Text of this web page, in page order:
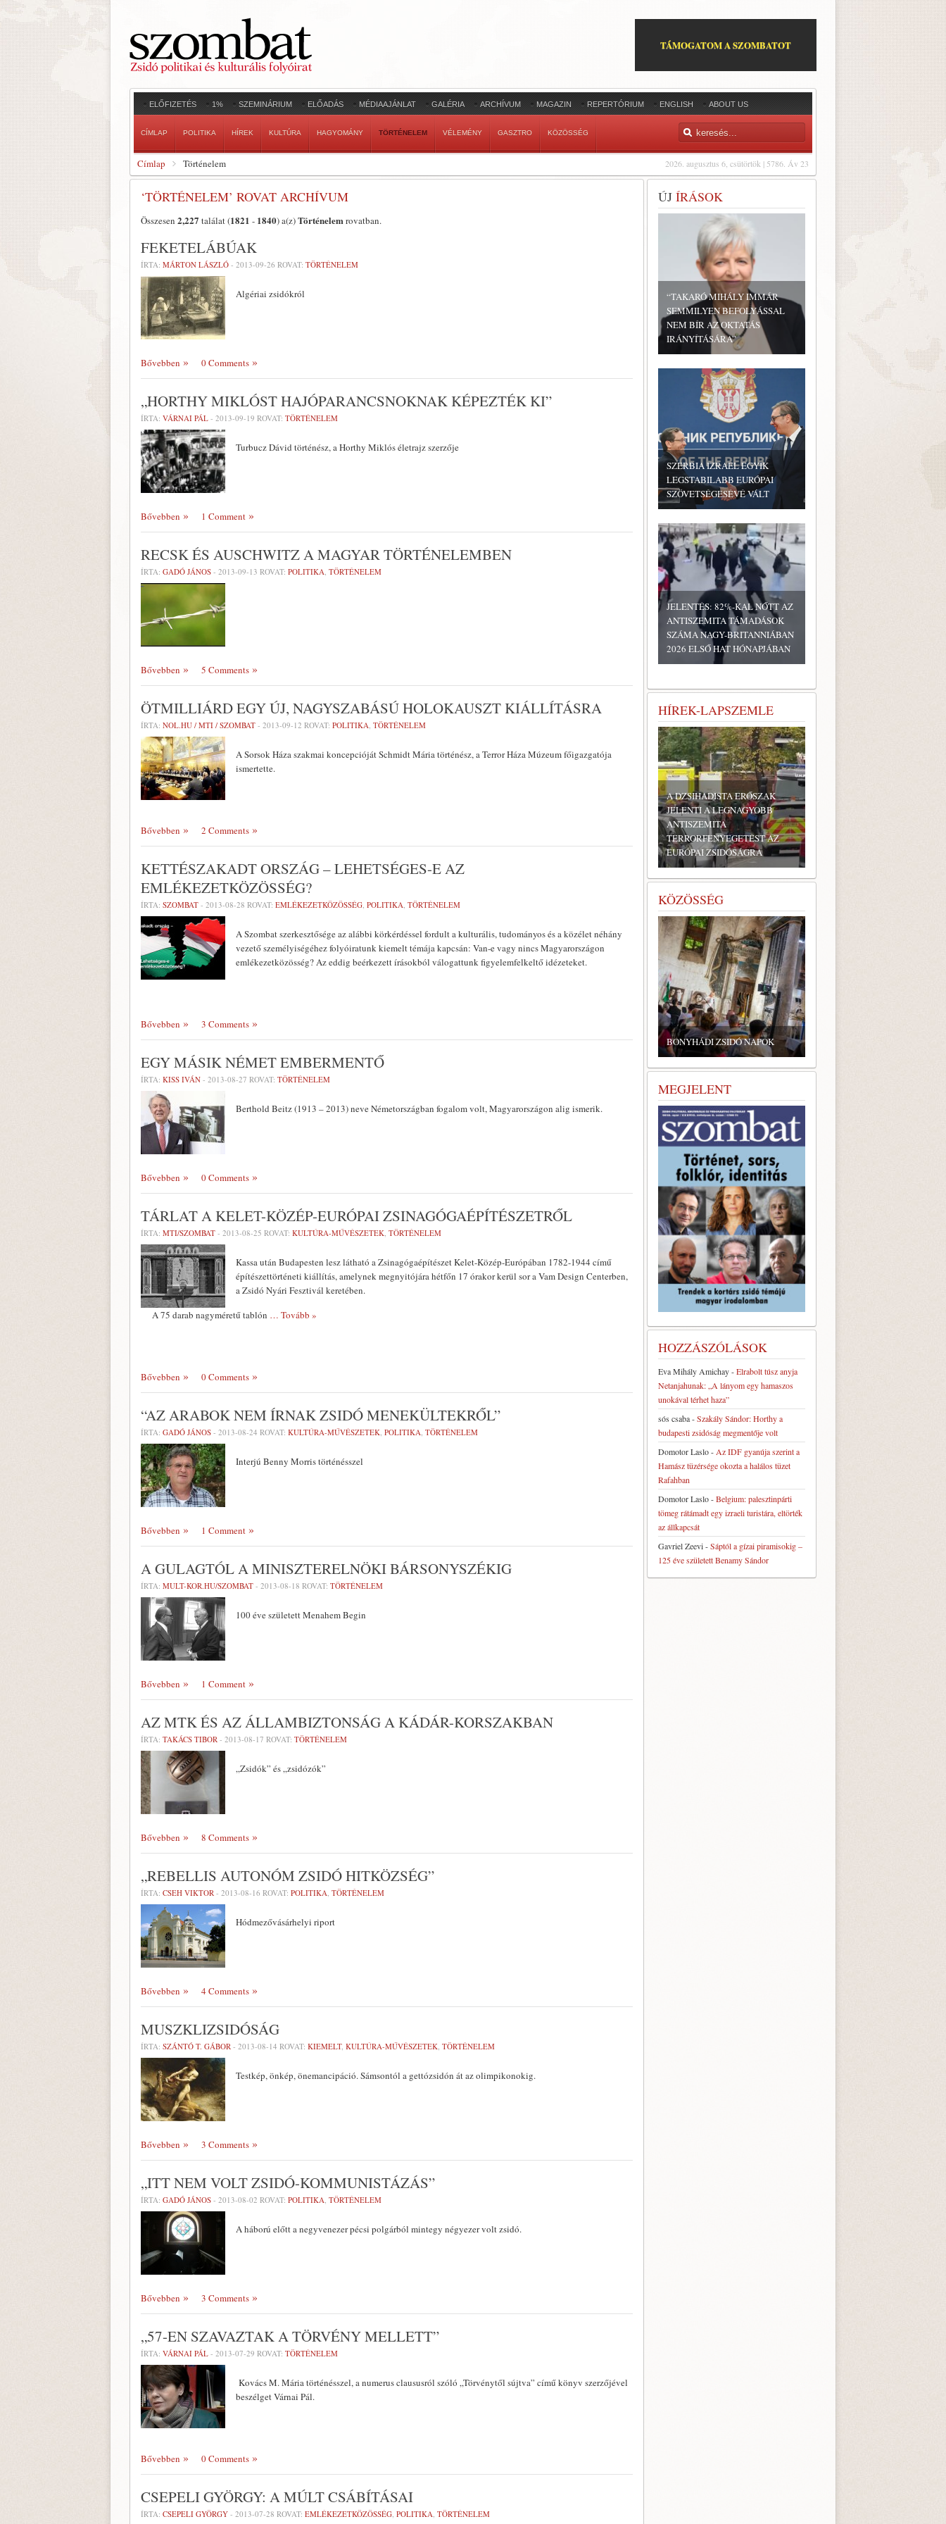
TÁMOGATOM A SZOMBATOT
ELŐFIZETÉS 1% SZEMINÁRIUM ELŐADÁS MÉDIAAJÁNLAT GALÉRIA ARCHÍVUM MAGAZIN REPERTÓRIUM ENGLISH ABOUT US
CÍMLAP POLITIKA HÍREK KULTÚRA HAGYOMÁNY TÖRTÉNELEM VÉLEMÉNY GASZTRO KÖZÖSSÉG
2026. augusztus 6, csütörtök | 5786. Áv 23
Címlap Történelem
‘TÖRTÉNELEM’ ROVAT ARCHÍVUM
Összesen 2,227 találat (1821 - 1840) a(z)Történelemrovatban.
FEKETELÁBÚAK
ÍRTA: MÁRTON LÁSZLÓ - 2013-09-26 ROVAT: TÖRTÉNELEM
Algériai zsidókról
Bővebben 0 Comments
„HORTHY MIKLÓST HAJÓPARANCSNOKNAK KÉPEZTÉK KI”
ÍRTA: VÁRNAI PÁL - 2013-09-19 ROVAT: TÖRTÉNELEM
Turbucz Dávid történész, a Horthy Miklós életrajz szerzője
Bővebben 1 Comment
RECSK ÉS AUSCHWITZ A MAGYAR TÖRTÉNELEMBEN
ÍRTA: GADÓ JÁNOS - 2013-09-13 ROVAT: POLITIKA, TÖRTÉNELEM
Bővebben 5 Comments
ÖTMILLIÁRD EGY ÚJ, NAGYSZABÁSÚ HOLOKAUSZT KIÁLLÍTÁSRA
ÍRTA: NOL.HU / MTI / SZOMBAT - 2013-09-12 ROVAT: POLITIKA, TÖRTÉNELEM
A Sorsok Háza szakmai koncepcióját Schmidt Mária történész, a Terror Háza Múzeum főigazgatója
ismertette.
Bővebben 2 Comments
KETTÉSZAKADT ORSZÁG – LEHETSÉGES-E AZ
EMLÉKEZETKÖZÖSSÉG?
ÍRTA: SZOMBAT - 2013-08-28 ROVAT: EMLÉKEZETKÖZÖSSÉG, POLITIKA, TÖRTÉNELEM
A Szombat szerkesztősége az alábbi körkérdéssel fordult a kulturális, tudományos és a közélet néhány
vezető személyiségéhez folyóiratunk kiemelt témája kapcsán: Van-e vagy nincs Magyarországon
emlékezetközösség? Az eddig beérkezett írásokból válogattunk figyelemfelkeltő idézeteket.
Bővebben 3 Comments
EGY MÁSIK NÉMET EMBERMENTŐ
ÍRTA: KISS IVÁN - 2013-08-27 ROVAT: TÖRTÉNELEM
Berthold Beitz (1913 – 2013) neve Németországban fogalom volt, Magyarországon alig ismerik.
Bővebben 0 Comments
TÁRLAT A KELET-KÖZÉP-EURÓPAI ZSINAGÓGAÉPÍTÉSZETRŐL
ÍRTA: MTI/SZOMBAT - 2013-08-25 ROVAT: KULTÚRA-MŰVÉSZETEK, TÖRTÉNELEM
Kassa után Budapesten lesz látható a Zsinagógaépítészet Kelet-Közép-Európában 1782-1944 című
építészettörténeti kiállítás, amelynek megnyitójára hétfőn 17 órakor kerül sor a Vam Design Centerben,
a Zsidó Nyári Fesztivál keretében.
A 75 darab nagyméretű tablón … Tovább »
Bővebben 0 Comments
“AZ ARABOK NEM ÍRNAK ZSIDÓ MENEKÜLTEKRŐL”
ÍRTA: GADÓ JÁNOS - 2013-08-24 ROVAT: KULTÚRA-MŰVÉSZETEK, POLITIKA, TÖRTÉNELEM
Interjú Benny Morris történésszel
Bővebben 1 Comment
A GULAGTÓL A MINISZTERELNÖKI BÁRSONYSZÉKIG
ÍRTA: MULT-KOR.HU/SZOMBAT - 2013-08-18 ROVAT: TÖRTÉNELEM
100 éve született Menahem Begin
Bővebben 1 Comment
AZ MTK ÉS AZ ÁLLAMBIZTONSÁG A KÁDÁR-KORSZAKBAN
ÍRTA: TAKÁCS TIBOR - 2013-08-17 ROVAT: TÖRTÉNELEM
„Zsidók” és „zsidózók”
Bővebben 8 Comments
„REBELLIS AUTONÓM ZSIDÓ HITKÖZSÉG”
ÍRTA: CSEH VIKTOR - 2013-08-16 ROVAT: POLITIKA, TÖRTÉNELEM
Hódmezővásárhelyi riport
Bővebben 4 Comments
MUSZKLIZSIDÓSÁG
ÍRTA: SZÁNTÓ T. GÁBOR - 2013-08-14 ROVAT: KIEMELT, KULTÚRA-MŰVÉSZETEK, TÖRTÉNELEM
Testkép, önkép, önemancipáció. Sámsontól a gettózsidón át az olimpikonokig.
Bővebben 3 Comments
„ITT NEM VOLT ZSIDÓ-KOMMUNISTÁZÁS”
ÍRTA: GADÓ JÁNOS - 2013-08-02 ROVAT: POLITIKA, TÖRTÉNELEM
A háború előtt a negyvenezer pécsi polgárból mintegy négyezer volt zsidó.
Bővebben 3 Comments
„57-EN SZAVAZTAK A TÖRVÉNY MELLETT”
ÍRTA: VÁRNAI PÁL - 2013-07-29 ROVAT: TÖRTÉNELEM
Kovács M. Mária történésszel, a numerus claususról szóló „Törvénytől sújtva” című könyv szerzőjével
beszélget Várnai Pál.
Bővebben 0 Comments
CSEPELI GYÖRGY: A MÚLT CSÁBÍTÁSAI
ÍRTA: CSEPELI GYÖRGY - 2013-07-28 ROVAT: EMLÉKEZETKÖZÖSSÉG, POLITIKA, TÖRTÉNELEM
ÚJ ÍRÁSOK
“TAKARÓ MIHÁLY IMMÁR
SEMMILYEN BEFOLYÁSSAL
NEM BÍR AZ OKTATÁS
IRÁNYÍTÁSÁRA”
SZERBIA IZRAEL EGYIK
LEGSTABILABB EURÓPAI
SZÖVETSÉGESÉVÉ VÁLT
JELENTÉS: 82%-KAL NŐTT AZ
ANTISZEMITA TÁMADÁSOK
SZÁMA NAGY-BRITANNIÁBAN
2026 ELSŐ HAT HÓNAPJÁBAN
HÍREK-LAPSZEMLE
A DZSIHADISTA ERŐSZAK
JELENTI A LEGNAGYOBB
ANTISZEMITA
TERRORFENYEGETÉST AZ
EURÓPAI ZSIDÓSÁGRA
KÖZÖSSÉG
BONYHÁDI ZSIDÓ NAPOK
MEGJELENT
HOZZÁSZÓLÁSOK
Eva Mihály Amichay-Elrabolt túsz anyja
Netanjahunak: „A lányom egy hamaszos
unokával térhet haza”
sós csaba-Szakály Sándor: Horthy a
budapesti zsidóság megmentője volt
Domotor Laslo- Az IDF gyanúja szerint a
Hamász tüzérsége okozta a halálos tüzet
Rafahban
Domotor Laslo-Belgium: palesztinpárti
tömeg rátámadt egy izraeli turistára, eltörték
az állkapcsát
Gavriel Zeevi-Sáptól a gízai piramisokig –
125 éve született Benamy Sándor